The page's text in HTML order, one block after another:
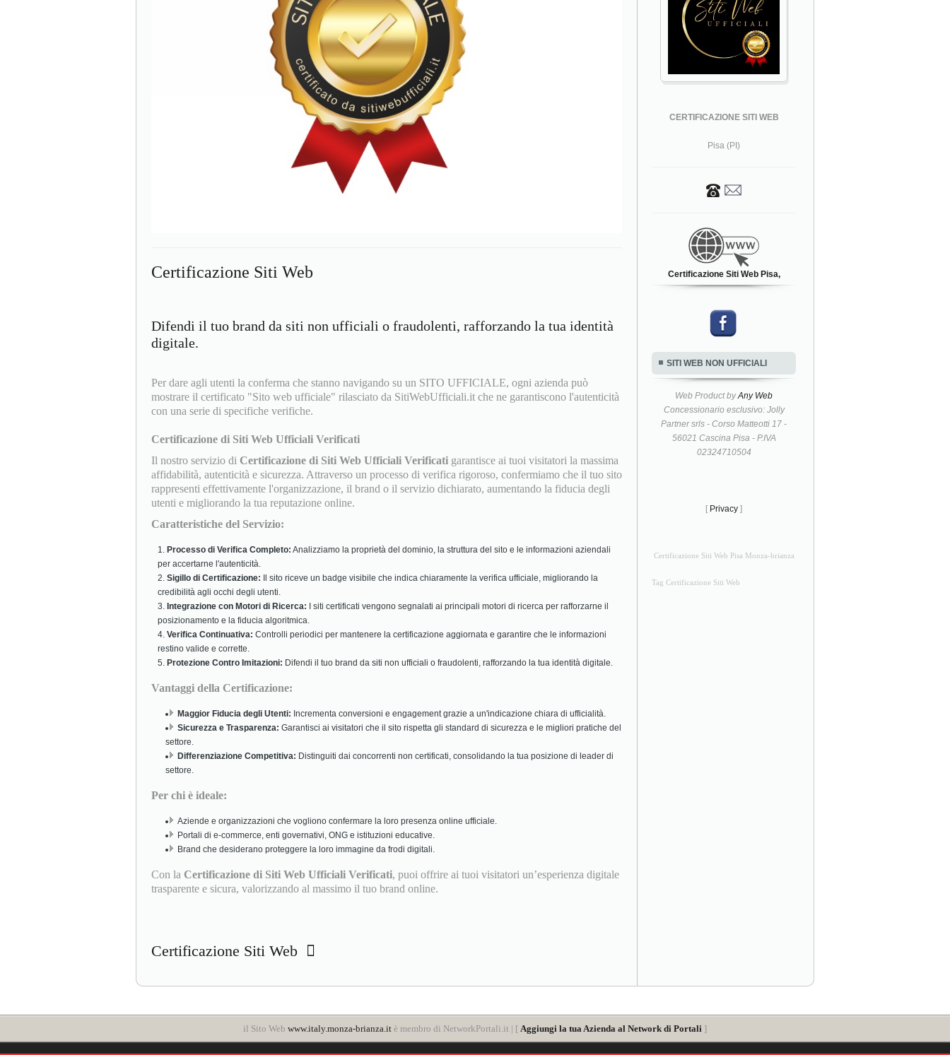
Certificazione Siti Web
Difendi il tuo brand da siti non ufficiali o fraudolenti, rafforzando la tua identità
digitale.
Per dare agli utenti la conferma che stanno navigando su un SITO UFFICIALE, ogni azienda può
mostrare il certificato "Sito web ufficiale" rilasciato da SitiWebUfficiali.it che ne garantiscono l'autenticità
con una serie di specifiche verifiche.
Certificazione di Siti Web Ufficiali Verificati
Il nostro servizio di Certificazione di Siti Web Ufficiali Verificati garantisce ai tuoi visitatori la massima
affidabilità, autenticità e sicurezza. Attraverso un processo di verifica rigoroso, confermiamo che il tuo sito
rappresenti effettivamente l'organizzazione, il brand o il servizio dichiarato, aumentando la fiducia degli
utenti e migliorando la tua reputazione online.
Caratteristiche del Servizio:
Processo di Verifica Completo: Analizziamo la proprietà del dominio, la struttura del sito e le informazioni aziendali
per accertarne l'autenticità.
Sigillo di Certificazione: Il sito riceve un badge visibile che indica chiaramente la verifica ufficiale, migliorando la
credibilità agli occhi degli utenti.
Integrazione con Motori di Ricerca: I siti certificati vengono segnalati ai principali motori di ricerca per rafforzarne il
posizionamento e la fiducia algoritmica.
Verifica Continuativa: Controlli periodici per mantenere la certificazione aggiornata e garantire che le informazioni
restino valide e corrette.
Protezione Contro Imitazioni: Difendi il tuo brand da siti non ufficiali o fraudolenti, rafforzando la tua identità digitale.
Vantaggi della Certificazione:
Maggior Fiducia degli Utenti: Incrementa conversioni e engagement grazie a un'indicazione chiara di ufficialità.
Sicurezza e Trasparenza: Garantisci ai visitatori che il sito rispetta gli standard di sicurezza e le migliori pratiche del
settore.
Differenziazione Competitiva: Distinguiti dai concorrenti non certificati, consolidando la tua posizione di leader di
settore.
Per chi è ideale:
Aziende e organizzazioni che vogliono confermare la loro presenza online ufficiale.
Portali di e-commerce, enti governativi, ONG e istituzioni educative.
Brand che desiderano proteggere la loro immagine da frodi digitali.
Con la Certificazione di Siti Web Ufficiali Verificati, puoi offrire ai tuoi visitatori un’esperienza digitale
trasparente e sicura, valorizzando al massimo il tuo brand online.
Certificazione Siti Web
CERTIFICAZIONE SITI WEB
Pisa (PI)
Certificazione Siti Web Pisa,
SITI WEB NON UFFICIALI
Web Product byAny Web
Concessionario esclusivo: Jolly
Partner srls - Corso Matteotti 17 -
56021 Cascina Pisa - P.IVA
02324710504
[ Privacy ]
Certificazione Siti Web Pisa Monza-brianza
Tag Certificazione Siti Web
il Sito Web www.italy.monza-brianza.it è membro di NetworkPortali.it | [ Aggiungi la tua Azienda al Network di Portali ]